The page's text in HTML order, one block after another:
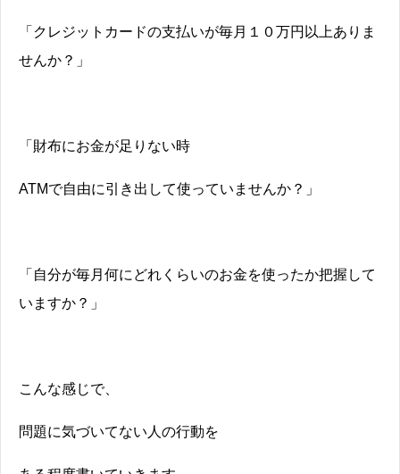
「クレジットカードの支払いが毎月１０万円以上ありま
せんか？」
「財布にお金が足りない時
ATMで自由に引き出して使っていませんか？」
「自分が毎月何にどれくらいのお金を使ったか把握して
いますか？」
こんな感じで、
問題に気づいてない人の行動を